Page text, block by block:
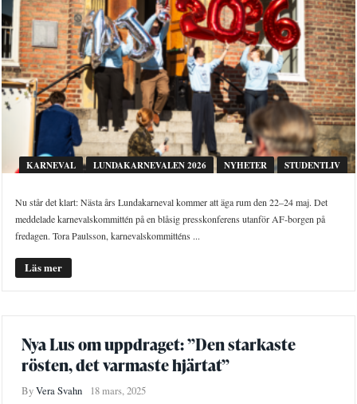
KARNEVAL LUNDAKARNEVALEN 2026 NYHETER STUDENTLIV
Nu står det klart: Nästa års Lundakarneval kommer att äga rum den 22–24 maj. Det
meddelade karnevalskommittén på en blåsig presskonferens utanför AF-borgen på
fredagen. Tora Paulsson, karnevalskommitténs ...
Läs mer
Nya Lus om uppdraget: ”Den starkaste
rösten, det varmaste hjärtat”
ByVera Svahn 18 mars, 2025